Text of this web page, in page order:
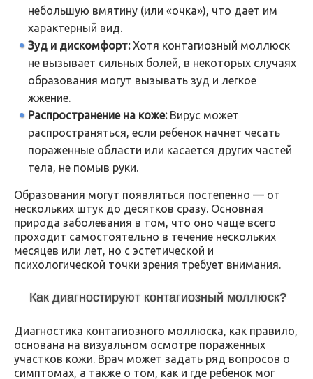
небольшую вмятину (или «очка»), что дает им
характерный вид.
Зуд и дискомфорт:Хотя контагиозный моллюск
не вызывает сильных болей, в некоторых случаях
образования могут вызывать зуд и легкое
жжение.
Распространение на коже:Вирус может
распространяться, если ребенок начнет чесать
пораженные области или касается других частей
тела, не помыв руки.
Образования могут появляться постепенно — от
нескольких штук до десятков сразу. Основная
природа заболевания в том, что оно чаще всего
проходит самостоятельно в течение нескольких
месяцев или лет, но с эстетической и
психологической точки зрения требует внимания.
Как диагностируют контагиозный моллюск?
Диагностика контагиозного моллюска, как правило,
основана на визуальном осмотре пораженных
участков кожи. Врач может задать ряд вопросов о
симптомах, а также о том, как и где ребенок мог